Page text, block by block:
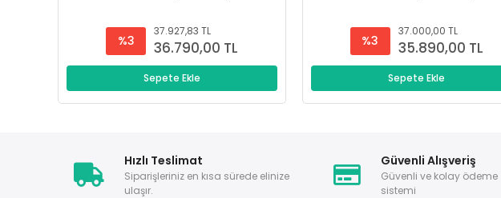
%3
37.927,83 TL
36.790,00 TL
Sepete Ekle
%3
37.000,00 TL
35.890,00 TL
Sepete Ekle
Hızlı Teslimat
Siparişleriniz en kısa sürede elinize
ulaşır.
Güvenli Alışveriş
Güvenli ve kolay ödeme
sistemi